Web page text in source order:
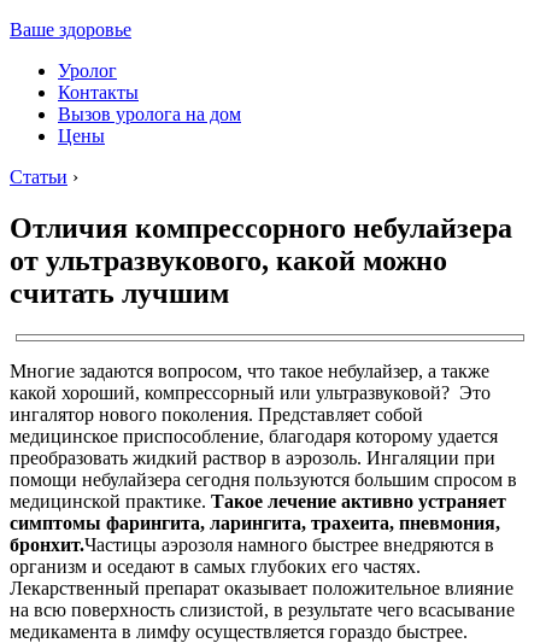
Ваше здоровье
Уролог
Контакты
Вызов уролога на дом
Цены
Статьи ›
Отличия компрессорного небулайзера
от ультразвукового, какой можно
считать лучшим
Многие задаются вопросом, что такое небулайзер, а также
какой хороший, компрессорный или ультразвуковой? Это
ингалятор нового поколения. Представляет собой
медицинское приспособление, благодаря которому удается
преобразовать жидкий раствор в аэрозоль. Ингаляции при
помощи небулайзера сегодня пользуются большим спросом в
медицинской практике. Такое лечение активно устраняет
симптомы фарингита, ларингита, трахеита, пневмония,
бронхит.Частицы аэрозоля намного быстрее внедряются в
организм и оседают в самых глубоких его частях.
Лекарственный препарат оказывает положительное влияние
на всю поверхность слизистой, в результате чего всасывание
медикамента в лимфу осуществляется гораздо быстрее.